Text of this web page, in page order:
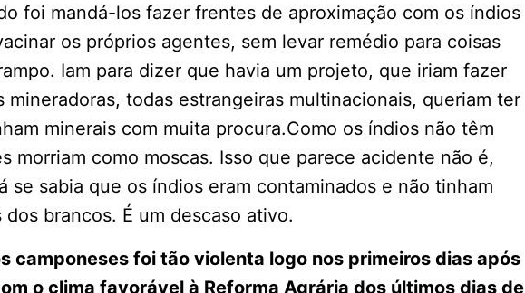
foi mandá-los fazer frentes de aproximação com os índios
os próprios agentes, sem levar remédio para coisas
Iam para dizer que havia um projeto, que iriam fazer
mineradoras, todas estrangeiras multinacionais, queriam ter
minerais com muita procura.Como os índios não têm
morriam como moscas. Isso que parece acidente não é,
se sabia que os índios eram contaminados e não tinham
brancos. É um descaso ativo.
camponeses foi tão violenta logo nos primeiros dias após
o clima favorável à Reforma Agrária dos últimos dias de